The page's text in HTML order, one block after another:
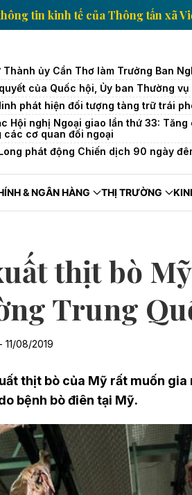
Trang thông tin kinh tế của
Thành ủy Cần Thơ làm Trưởng Ban
của Quốc hội, Ủy ban Thường
phát hiện đối tượng tàng trữ trái
Hội nghị Ngoại giao lần thứ 33:
các cơ quan đối ngoại
phát động Chiến dịch 90 ngày
& NGÂN HÀNG THỊ TRƯỜNG
thịt bò
Trung
11/08/2019
thịt bò của Mỹ rất muốn
bệnh bò điên tại Mỹ.